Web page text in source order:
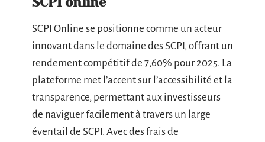
SCPI Online se positionne comme un acteur
innovant dans le domaine des SCPI, offrant un
rendement compétitif de 7,60% pour 2025. La
plateforme met l’accent sur l’accessibilité et la
transparence, permettant aux investisseurs
de naviguer facilement à travers un large
éventail de SCPI. Avec des frais de